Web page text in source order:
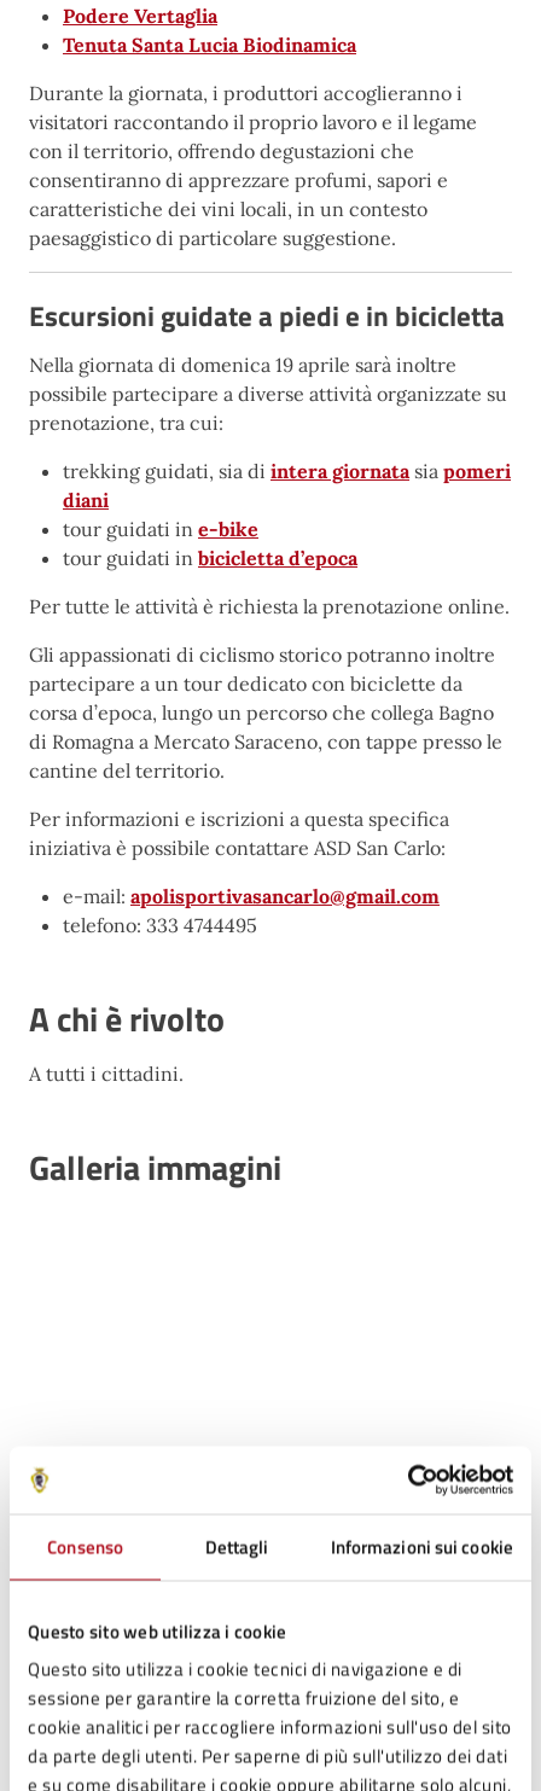
Consenso Dettagli Informazioni sui cookie
Questo sito web utilizza i cookie
Questo sito utilizza i cookie tecnici di navigazione e di
sessione per garantire la corretta fruizione del sito, e
cookie analitici per raccogliere informazioni sull'uso del sito
da parte degli utenti. Per saperne di più sull'utilizzo dei dati
e su come disabilitare i cookie oppure abilitarne solo alcuni,
Podere Vertaglia
Tenuta Santa Lucia Biodinamica
Durante la giornata, i produttori accoglieranno i
visitatori raccontando il proprio lavoro e il legame
con il territorio, offrendo degustazioni che
consentiranno di apprezzare profumi, sapori e
caratteristiche dei vini locali, in un contesto
paesaggistico di particolare suggestione.
Escursioni guidate a piedi e in bicicletta
Nella giornata di domenica 19 aprile sarà inoltre
possibile partecipare a diverse attività organizzate su
prenotazione, tra cui:
trekking guidati, sia di intera giornatasia pomeri
diani
tour guidati in e-bike
tour guidati in bicicletta d’epoca
Per tutte le attività è richiesta la prenotazione online.
Gli appassionati di ciclismo storico potranno inoltre
partecipare a un tour dedicato con biciclette da
corsa d’epoca, lungo un percorso che collega Bagno
di Romagna a Mercato Saraceno, con tappe presso le
cantine del territorio.
Per informazioni e iscrizioni a questa specifica
iniziativa è possibile contattare ASD San Carlo:
e-mail: apolisportivasancarlo@gmail.com
telefono: 333 4744495
A chi è rivolto
A tutti i cittadini.
Galleria immagini
Luogo
Comune di Mercato
Saraceno
Piazza Mazzini, 50, 47025